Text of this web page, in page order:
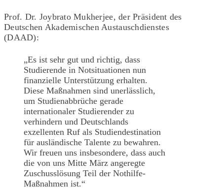
Prof. Dr. Joybrato Mukherjee, der Präsident des
Deutschen Akademischen Austauschdienstes
(DAAD):
„Es ist sehr gut und richtig, dass
Studierende in Notsituationen nun
finanzielle Unterstützung erhalten.
Diese Maßnahmen sind unerlässlich,
um Studienabbrüche gerade
internationaler Studierender zu
verhindern und Deutschlands
exzellenten Ruf als Studiendestination
für ausländische Talente zu bewahren.
Wir freuen uns insbesondere, dass auch
die von uns Mitte März angeregte
Zuschusslösung Teil der Nothilfe-
Maßnahmen ist.“